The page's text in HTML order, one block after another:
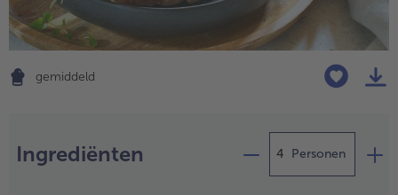
gemiddeld
Ingrediënten Personen